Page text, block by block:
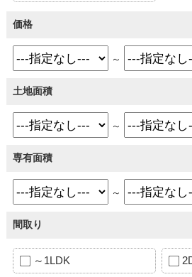
価格
～
土地面積
～
専有面積
～
間取り
～1LDK